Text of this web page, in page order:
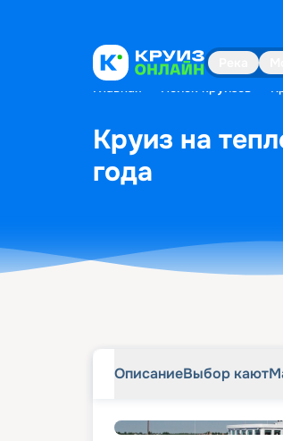
Главная Поиск круизов
Круиз на
года
ОписаниеВыбор кают